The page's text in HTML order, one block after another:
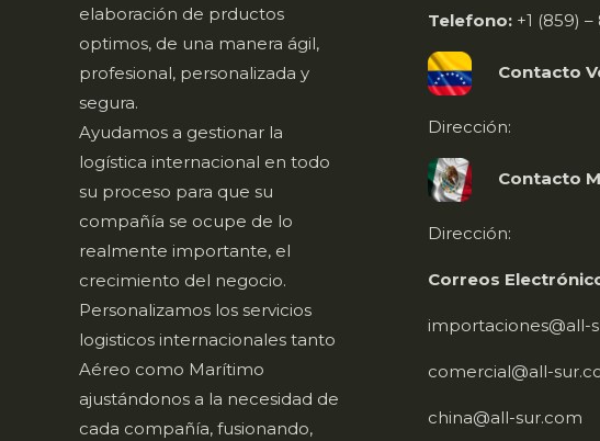
elaboración de prductos
optimos, de una manera ágil,
profesional, personalizada y
segura.
Ayudamos a gestionar la
logística internacional en todo
su proceso para que su
compañía se ocupe de lo
realmente importante, el
crecimiento del negocio.
Personalizamos los servicios
logisticos internacionales tanto
Aéreo como Marítimo
ajustándonos a la necesidad de
cada compañía, fusionando,
Telefono:+1 (859) –
Contacto
Dirección:
Contacto
Dirección:
Correos
importaciones@all-
comercial@all-
china@all-sur.com